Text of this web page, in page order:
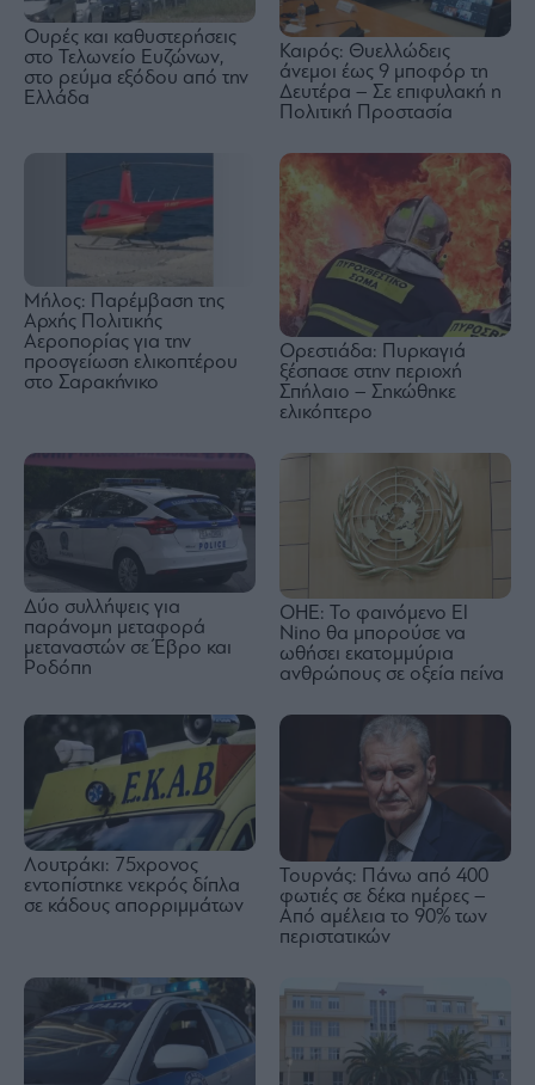
Ουρές και καθυστερήσεις
στο Τελωνείο Ευζώνων,
στο ρεύμα εξόδου από την
Ελλάδα
Καιρός: Θυελλώδεις
άνεμοι έως 9 μποφόρ τη
Δευτέρα – Σε επιφυλακή η
Πολιτική Προστασία
Μήλος: Παρέμβαση της
Αρχής Πολιτικής
Αεροπορίας για την
προσγείωση ελικοπτέρου
στο Σαρακήνικο
Ορεστιάδα: Πυρκαγιά
ξέσπασε στην περιοχή
Σπήλαιο – Σηκώθηκε
ελικόπτερο
Δύο συλλήψεις για
παράνομη μεταφορά
μεταναστών σε Έβρο και
Ροδόπη
ΟΗΕ: Το φαινόμενο El
Nino θα μπορούσε να
ωθήσει εκατομμύρια
ανθρώπους σε οξεία πείνα
Λουτράκι: 75χρονος
εντοπίστηκε νεκρός δίπλα
σε κάδους απορριμμάτων
Τουρνάς: Πάνω από 400
φωτιές σε δέκα ημέρες –
Από αμέλεια το 90% των
περιστατικών